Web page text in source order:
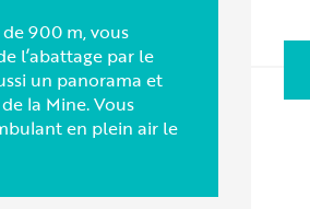
de 900 m, vous
l’abattage par le
un panorama et
la Mine. Vous
en plein air le